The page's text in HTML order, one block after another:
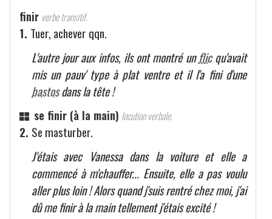
finir verbe transitif.
1. Tuer, achever qqn.
L'autre jour aux infos, ils ont montré unflicqu'avait
mis un pauv' type à plat ventre et il l'a fini d'une
bastosdans la tête !
se finir (à la main) locution verbale.
2. Se masturber.
J'étais avec Vanessa dans la voiture et elle a
commencé à m'chauffer... Ensuite, elle a pas voulu
aller plus loin ! Alors quand j'suis rentré chez moi, j'ai
dû me finir à la main tellement j'étais excité !